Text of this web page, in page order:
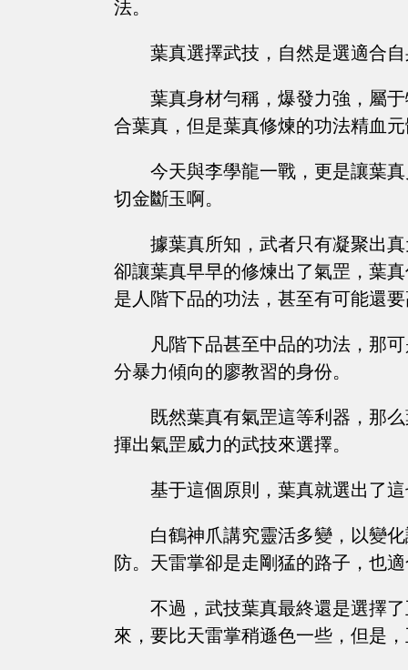
法。
葉真選擇武技，自然是選適合
葉真身材勻稱，爆發力強，屬
合葉真，但是葉真修煉的功法精血
今天與李學龍一戰，更是讓葉
切金斷玉啊。
據葉真所知，武者只有凝聚出
卻讓葉真早早的修煉出了氣罡，葉
是人階下品的功法，甚至有可能還
凡階下品甚至中品的功法，那
分暴力傾向的廖教習的身份。
既然葉真有氣罡這等利器，那
揮出氣罡威力的武技來選擇。
基于這個原則，葉真就選出了
白鶴神爪講究靈活多變，以變
防。天雷掌卻是走剛猛的路子，也
不過，武技葉真最終還是選擇
來，要比天雷掌稍遜色一些，但是